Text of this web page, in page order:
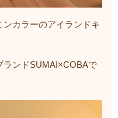
カラーのアイランドキ
ランドSUMAI×COBAで